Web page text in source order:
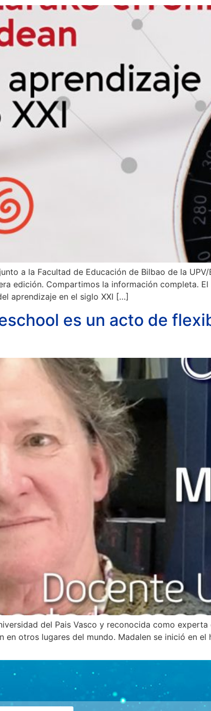
a la Facultad de Educación de Bilbao de la
edición. Compartimos la información completa.
aprendizaje en el siglo XXI […]
es un acto de
del Pais Vasco y reconocida como
otros lugares del mundo. Madalen se inició en